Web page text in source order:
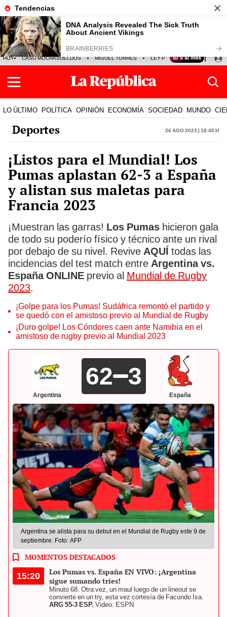
HOY CASO MOCHASUELDOS MIGUEL TORRES LEY PULPÍN PRECIO DEL
LO ÚLTIMO POLÍTICA OPINIÓN ECONOMÍA SOCIEDAD MUNDO
Deportes 26 Ago 2023 | 18:45 h
¡Listos para el Mundial! Los
Pumas aplastan 62-3 a España
y alistan sus maletas para
Francia 2023
¡Muestran las garras! Los Pumas hicieron gala
de todo su poderío físico y técnico ante un rival
por debajo de su nivel. Revive AQUÍ todas las
incidencias del test match entre Argentina vs.
España ONLINE previo al Mundial de Rugby
2023.
¡Golpe para los Pumas! Sudáfrica remontó el partido y
se quedó con el amistoso previo al Mundial de Rugby
¡Duro golpe! Los Cóndores caen ante Namibia en el
amistoso de rugby previo al Mundial 2023
Argentina
62 3
España
Argentina se alista para su debut en el Mundial de Rugby este 9 de
septiembre. Foto: AFP
MOMENTOS DESTACADOS
15:20
Los Pumas vs. España EN VIVO: ¡Argentina
sigue sumando tries!
Minuto 68. Otra vez, un maul luego de un lineout se
convierte en un try, esta vez cortesía de Facundo Isa.
ARG 55-3 ESP. Video: ESPN